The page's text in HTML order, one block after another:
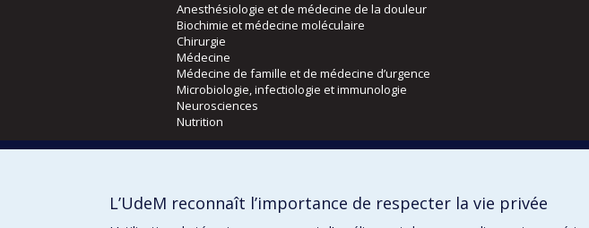
Anesthésiologie et de médecine de la douleur
Biochimie et médecine moléculaire
Chirurgie
Médecine
Médecine de famille et de médecine d’urgence
Microbiologie, infectiologie et immunologie
Neurosciences
Nutrition
Orthophonie et audiologie
L’UdeM reconnaît l’importance de respecter la vie privée